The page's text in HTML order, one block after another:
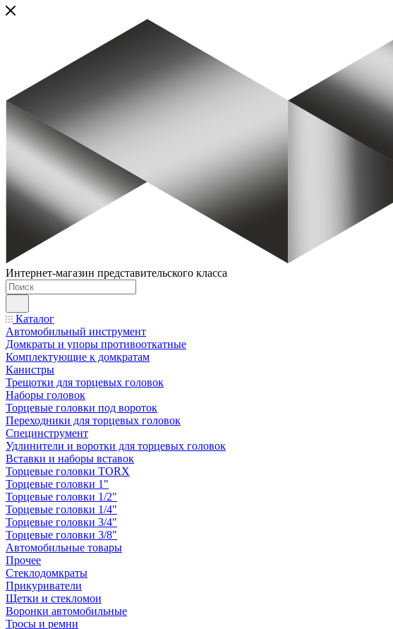
Интернет-магазин представительского класса
Каталог
Автомобильный инструмент
Домкраты и упоры противооткатные
Комплектующие к домкратам
Канистры
Трещотки для торцевых головок
Наборы головок
Торцевые головки под вороток
Переходники для торцевых головок
Специнструмент
Удлинители и воротки для торцевых головок
Вставки и наборы вставок
Торцевые головки TORX
Торцевые головки 1"
Торцевые головки 1/2"
Торцевые головки 1/4"
Торцевые головки 3/4"
Торцевые головки 3/8"
Автомобильные товары
Прочее
Стеклодомкраты
Прикуриватели
Щетки и стекломои
Воронки автомобильные
Тросы и ремни